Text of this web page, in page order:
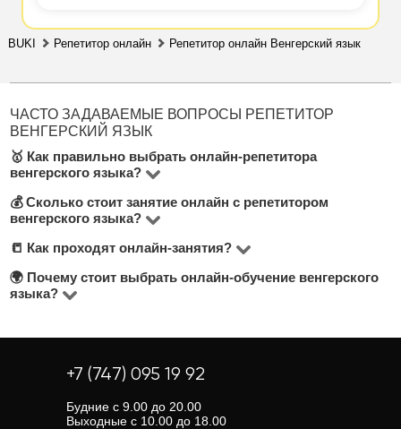
BUKI Репетитор онлайн Репетитор онлайн Венгерский язык
ЧАСТО ЗАДАВАЕМЫЕ ВОПРОСЫ РЕПЕТИТОР
ВЕНГЕРСКИЙ ЯЗЫК
🥇 Как правильно выбрать онлайн-репетитора
венгерского языка?
В категории "Венгерский язык" вы найдете
репетиторов. При выборе подходящего
преподавателя венгерского языка рекомендуем
обратить внимание на: цену за час, отзывы, опыт
преподавания и наличие диплома. Рекомендуем
репетитором".
💰 Сколько стоит занятие онлайн с репетитором
венгерского языка?
Цены на онлайн-уроки венгерского языка начинаются
от тнг и доходят до 5000 тнг в час.
📒 Как проходят онлайн-занятия?
Большинство занятий проходят через Zoom или
Google Meet. Репетиторы заранее согласовывают
🌍 Почему стоит выбрать онлайн-обучение венгерского
языка?
предлагают гибкий график. Это особенно важно, если
+7 (747) 095 19 92
Будние с 9.00 до 20.00
Выходные с 10.00 до 18.00